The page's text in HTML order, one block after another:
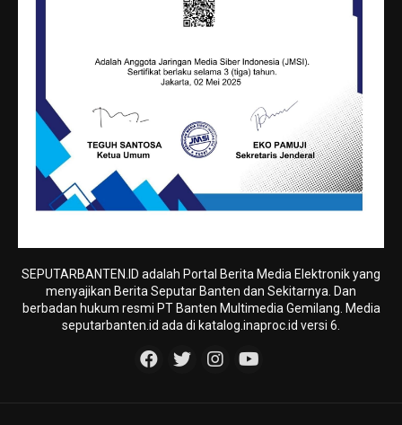
SEPUTARBANTEN.ID adalah Portal Berita Media Elektronik yang
menyajikan Berita Seputar Banten dan Sekitarnya. Dan
berbadan hukum resmi PT Banten Multimedia Gemilang. Media
seputarbanten.id ada di katalog.inaproc.id versi 6.